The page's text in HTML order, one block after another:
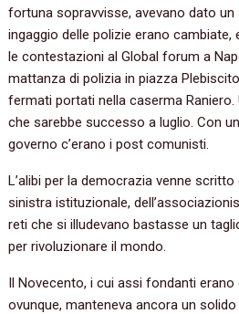
fortuna sopravvisse, avevano dato un
ingaggio delle polizie erano cambiate,
le contestazioni al Global forum a
mattanza di polizia in piazza
fermati portati nella caserma
che sarebbe successo a luglio. Con
governo c’erano i post comunisti.
L’alibi per la democrazia venne
sinistra istituzionale,
reti che si illudevano bastasse un
per rivoluzionare il mondo.
Il Novecento, i cui assi fondanti
ovunque, manteneva ancora un